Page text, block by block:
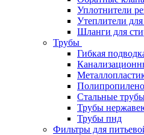
Уплотнители
Утеплители
Шланги для
Трубы
Гибкая
Стальные
Трубы
Трубы пнд
Фильтры для